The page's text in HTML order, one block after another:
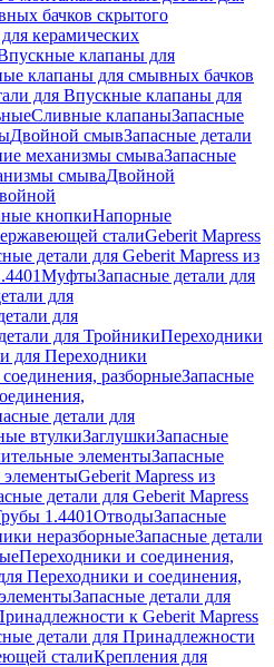
бачков скрытого
керамических
клапаны для
клапаны для смывных бачков
для Впускные клапаны для
Сливные клапаныЗапасные
Двойной смывЗапасные детали
механизмы смываЗапасные
смываДвойной
кнопкиНапорные
сталиGeberit Mapress
детали для Geberit Mapress из
МуфтыЗапасные детали для
для
для
для ТройникиПереходники
для Переходники
разборныеЗапасные
детали для
втулкиЗаглушкиЗапасные
элементыЗапасные
элементыGeberit Mapress из
детали для Geberit Mapress
1.4401ОтводыЗапасные
неразборныеЗапасные детали
Переходники и соединения,
Переходники и соединения,
Запасные детали для
к Geberit Mapress
детали для Принадлежности
сталиКрепления для